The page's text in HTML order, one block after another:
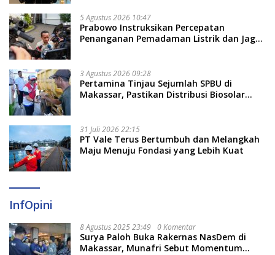
5 Agustus 2026 10:47
Prabowo Instruksikan Percepatan
Penanganan Pemadaman Listrik dan Jaga
3 Agustus 2026 09:28
Pertamina Tinjau Sejumlah SPBU di
Makassar, Pastikan Distribusi Biosolar
31 Juli 2026 22:15
PT Vale Terus Bertumbuh dan Melangkah
Maju Menuju Fondasi yang Lebih Kuat
InfOpini
8 Agustus 2025 23:49 0 Komentar
Surya Paloh Buka Rakernas NasDem di
Makassar, Munafri Sebut Momentum